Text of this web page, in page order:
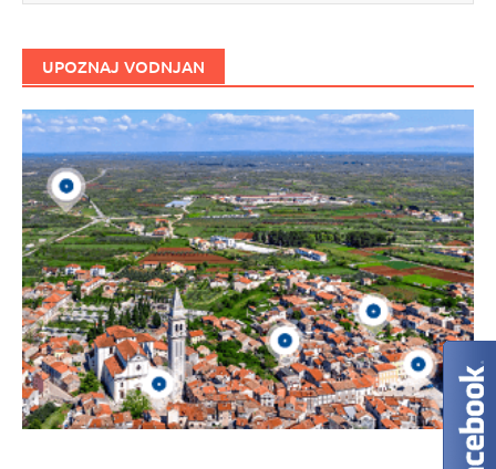
UPOZNAJ VODNJAN